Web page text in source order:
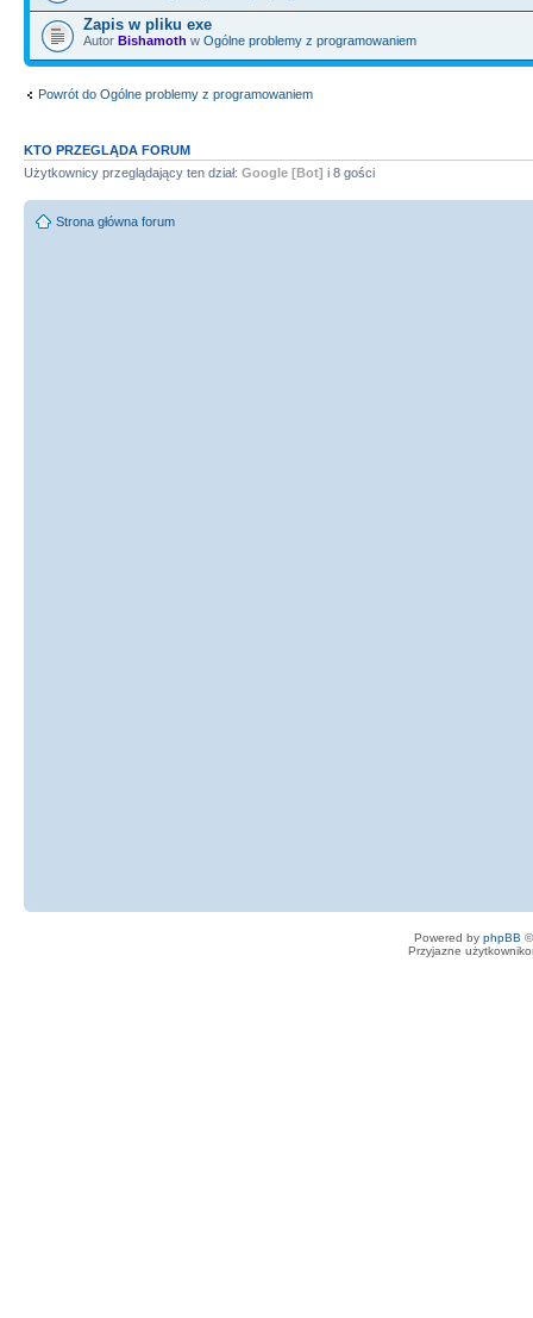
Zapis w pliku exe
Autor Bishamoth w Ogólne problemy z programowaniem
Powrót do Ogólne problemy z programowaniem
KTO PRZEGLĄDA FORUM
Użytkownicy przeglądający ten dział: Google [Bot] i 8 gości
Strona główna forum
Powered by phpBB
Przyjazne